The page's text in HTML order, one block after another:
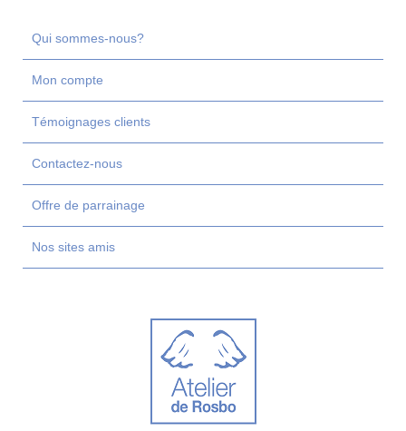
Qui sommes-nous?
Mon compte
Témoignages clients
Contactez-nous
Offre de parrainage
Nos sites amis